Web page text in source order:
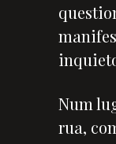
Num
rua,